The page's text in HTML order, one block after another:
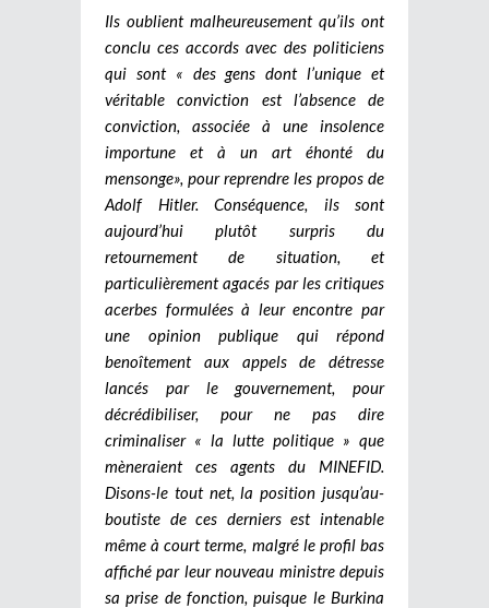
Ils oublient malheureusement qu’ils ont
conclu ces accords avec des politiciens
qui sont « des gens dont l’unique et
véritable conviction est l’absence de
conviction, associée à une insolence
importune et à un art éhonté du
mensonge», pour reprendre les propos de
Adolf Hitler. Conséquence, ils sont
aujourd’hui plutôt surpris du
retournement de situation, et
particulièrement agacés par les critiques
acerbes formulées à leur encontre par
une opinion publique qui répond
benoîtement aux appels de détresse
lancés par le gouvernement, pour
décrédibiliser, pour ne pas dire
criminaliser « la lutte politique » que
mèneraient ces agents du MINEFID.
Disons-le tout net, la position jusqu’au-
boutiste de ces derniers est intenable
même à court terme, malgré le profil bas
affiché par leur nouveau ministre depuis
sa prise de fonction, puisque le Burkina